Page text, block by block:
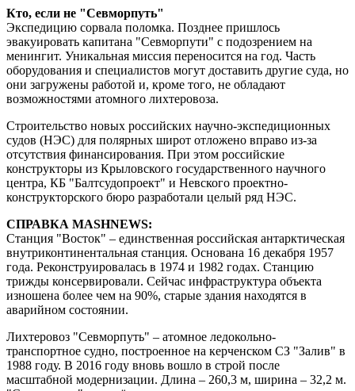
Кто, если не "Севморпуть"
Экспедицию сорвала поломка. Позднее пришлось
эвакуировать капитана "Севморпути" с подозрением на
менингит. Уникальная миссия переносится на год. Часть
оборудования и специалистов могут доставить другие суда, но
они загружены работой и, кроме того, не обладают
возможностями атомного лихтеровоза.
Строительство новых российских научно-экспедиционных
судов (НЭС) для полярных широт отложено вправо из-за
отсутствия финансирования. При этом российские
конструкторы из Крыловского государственного научного
центра, КБ "Балтсудопроект" и Невского проектно-
конструкторского бюро разработали целый ряд НЭС.
СПРАВКА MASHNEWS:
Станция "Восток" – единственная российская антарктическая
внутриконтинентальная станция. Основана 16 декабря 1957
года. Реконструировалась в 1974 и 1982 годах. Станцию
трижды консервировали. Сейчас инфраструктура объекта
изношена более чем на 90%, старые здания находятся в
аварийном состоянии.
Лихтеровоз "Севморпуть" – атомное ледокольно-
транспортное судно, построенное на керченском СЗ "Залив" в
1988 году. В 2016 году вновь вошло в строй после
масштабной модернизации. Длина – 260,3 м, ширина – 32,2 м.